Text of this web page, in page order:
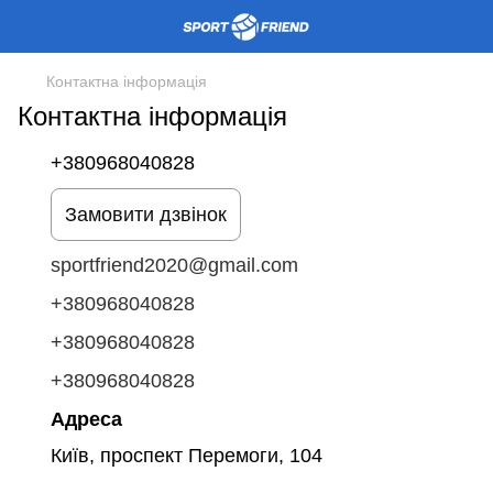
Контактна інформація
Контактна інформація
+380968040828
Замовити дзвінок
sportfriend2020@gmail.com
+380968040828
+380968040828
+380968040828
Адреса
Київ, проспект Перемоги, 104